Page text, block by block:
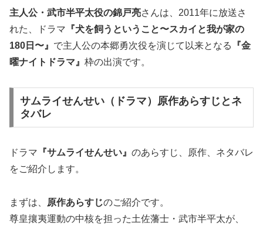
主人公・武市半平太役の錦戸亮さんは、2011年に放送さ
れた、ドラマ 『犬を飼うということ〜スカイと我が家の
180日〜』 で主人公の本郷勇次役を演じて以来となる
『金
曜ナイトドラマ』 枠の出演です。
サムライせんせい（ドラマ）原作あらすじとネ
タバレ
ドラマ 『サムライせんせい』 のあらすじ、原作、ネタバレ
をご紹介します。
まずは、 原作あらすじのご紹介です。
尊皇攘夷運動の中核を担った土佐藩士・武市半平太が、